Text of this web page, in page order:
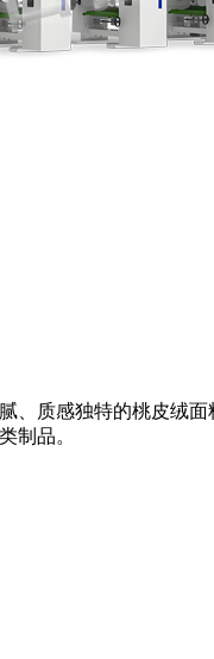
、质感独特的桃皮绒
制品。